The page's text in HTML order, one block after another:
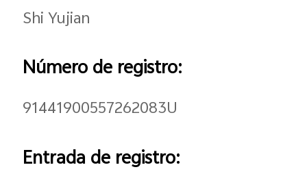
Shi Yujian
Número de registro:
91441900557262083U
Entrada de registro: